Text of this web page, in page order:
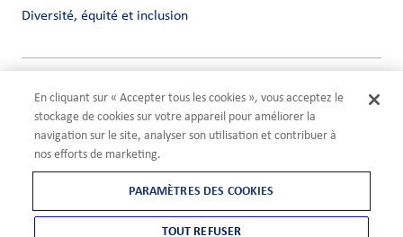
Diversité, équité et inclusion
Vie privée
Conditions
Compliance
Paramètres des cookies
En cliquant sur « Accepter tous les cookies », vous acceptez le
stockage de cookies sur votre appareil pour améliorer la
navigation sur le site, analyser son utilisation et contribuer à
nos efforts de marketing.
PARAMÈTRES DES COOKIES
TOUT REFUSER